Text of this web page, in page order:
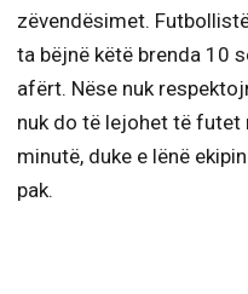
zëvendësimet.
ta bëjnë këtë brenda 10
afërt. Nëse nuk
nuk do të lejohet të futet
minutë, duke e lënë
pak.